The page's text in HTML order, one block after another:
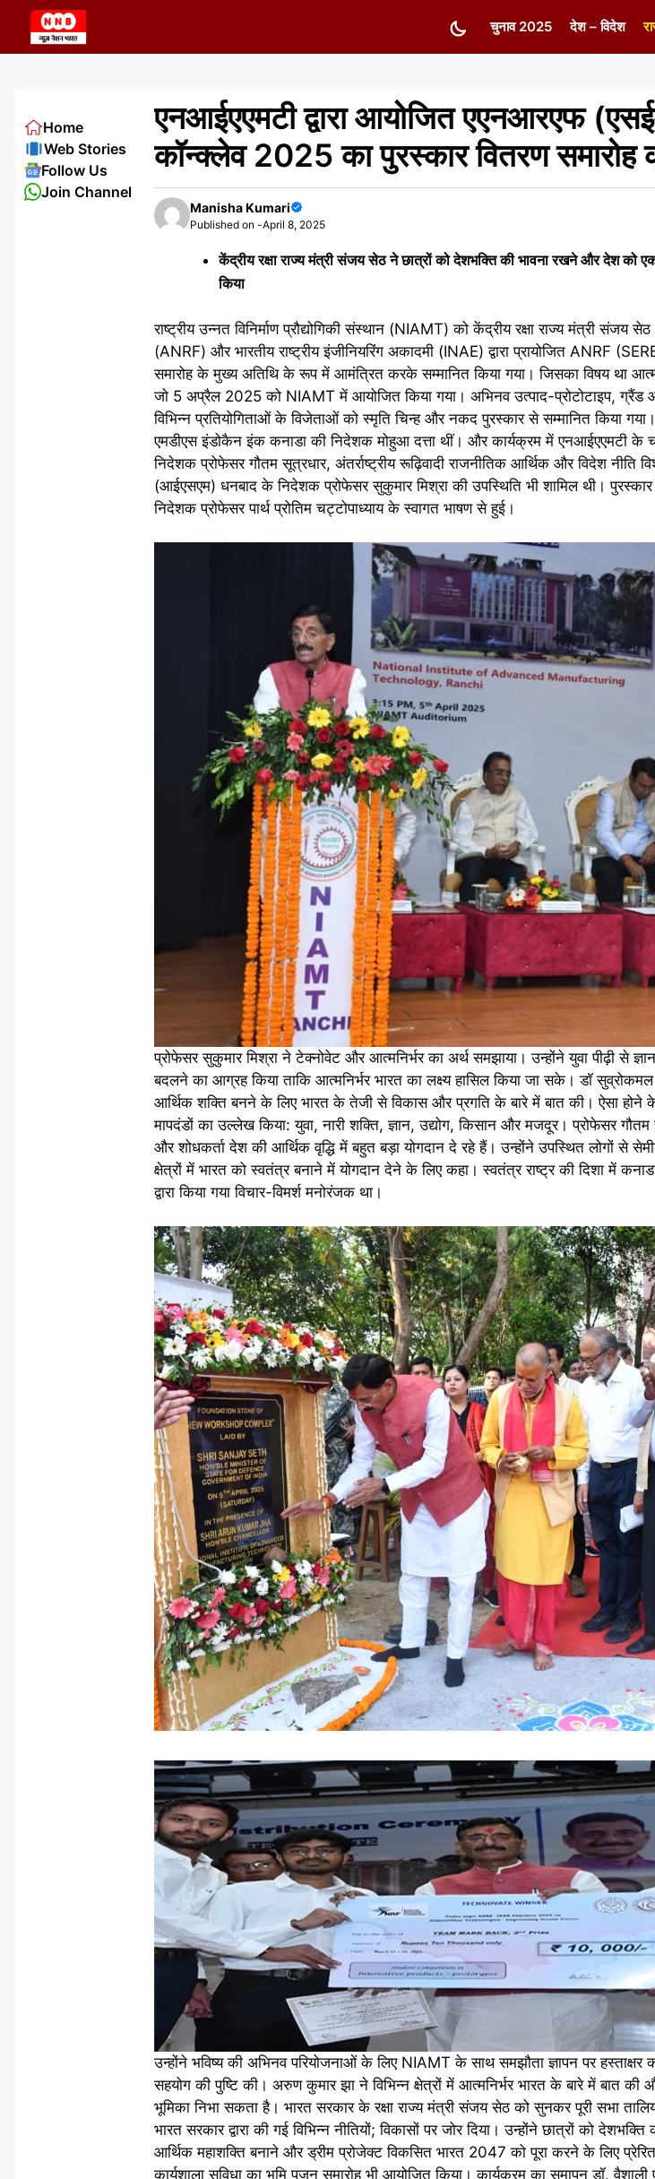
content
चुनाव 2025 देश – विदेश
एनआईएएमटी द्वारा आयोजित एएनआरएफ
कॉन्क्लेव 2025 का पुरस्कार वितरण
Manisha Kumari
Published on -April 8, 2025
केंद्रीय रक्षा राज्य मंत्री संजय सेठ ने छात्रों को देशभक्ति की भावना रखने और देश को
किया
राष्ट्रीय उन्नत विनिर्माण प्रौद्योगिकी संस्थान (NIAMT) को केंद्रीय रक्षा राज्य मंत्री
(ANRF) और भारतीय राष्ट्रीय इंजीनियरिंग अकादमी (INAE) द्वारा प्रायोजित ANRF
समारोह के मुख्य अतिथि के रूप में आमंत्रित करके सम्मानित किया गया। जिसका विषय था
जो 5 अप्रैल 2025 को NIAMT में आयोजित किया गया। अभिनव उत्पाद-प्रोटोटाइप, ग्रैंड
विभिन्न प्रतियोगिताओं के विजेताओं को स्मृति चिन्ह और नकद पुरस्कार से सम्मानित किया
एमडीएस इंडोकैन इंक कनाडा की निदेशक मोहुआ दत्ता थीं। और कार्यक्रम में एनआईएएमटी
निदेशक प्रोफेसर गौतम सूत्रधार, अंतर्राष्ट्रीय रूढ़िवादी राजनीतिक आर्थिक और विदेश नीति
(आईएसएम) धनबाद के निदेशक प्रोफेसर सुकुमार मिश्रा की उपस्थिति भी शामिल थी।
निदेशक प्रोफेसर पार्थ प्रोतिम चट्टोपाध्याय के स्वागत भाषण से हुई।
प्रोफेसर सुकुमार मिश्रा ने टेक्नोवेट और आत्मनिर्भर का अर्थ समझाया। उन्होंने युवा पीढ़ी से
बदलने का आग्रह किया ताकि आत्मनिर्भर भारत का लक्ष्य हासिल किया जा सके। डॉ
आर्थिक शक्ति बनने के लिए भारत के तेजी से विकास और प्रगति के बारे में बात की। ऐसा होने
मापदंडों का उल्लेख किया: युवा, नारी शक्ति, ज्ञान, उद्योग, किसान और मजदूर। प्रोफेसर
और शोधकर्ता देश की आर्थिक वृद्धि में बहुत बड़ा योगदान दे रहे हैं। उन्होंने उपस्थित लोगों से
क्षेत्रों में भारत को स्वतंत्र बनाने में योगदान देने के लिए कहा। स्वतंत्र राष्ट्र की दिशा में
द्वारा किया गया विचार-विमर्श मनोरंजक था।
उन्होंने भविष्य की अभिनव परियोजनाओं के लिए NIAMT के साथ समझौता ज्ञापन पर
सहयोग की पुष्टि की। अरुण कुमार झा ने विभिन्न क्षेत्रों में आत्मनिर्भर भारत के बारे में बात
भूमिका निभा सकता है। भारत सरकार के रक्षा राज्य मंत्री संजय सेठ को सुनकर पूरी सभा
भारत सरकार द्वारा की गई विभिन्न नीतियों; विकासों पर जोर दिया। उन्होंने छात्रों को
आर्थिक महाशक्ति बनाने और ड्रीम प्रोजेक्ट विकसित भारत 2047 को पूरा करने के लिए
कार्यशाला सुविधा का भूमि पूजन समारोह भी आयोजित किया। कार्यक्रम का समापन डॉ. वैशाली
Home
Web Stories
Follow Us
Join Channel